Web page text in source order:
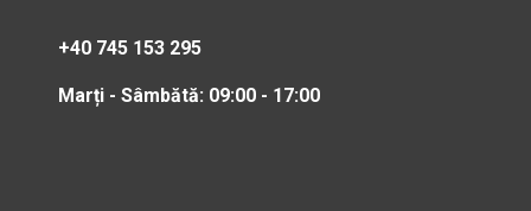
+40 745 153 295
Marți - Sâmbătă: 09:00 - 17:00